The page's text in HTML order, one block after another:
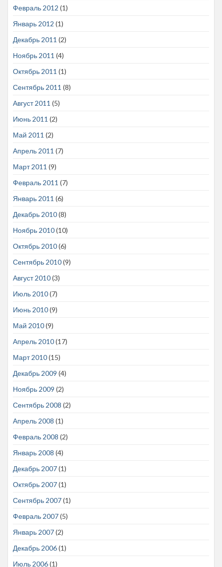
Февраль 2012 (1)
Январь 2012 (1)
Декабрь 2011 (2)
Ноябрь 2011 (4)
Октябрь 2011 (1)
Сентябрь 2011 (8)
Август 2011 (5)
Июнь 2011 (2)
Май 2011 (2)
Апрель 2011 (7)
Март 2011 (9)
Февраль 2011 (7)
Январь 2011 (6)
Декабрь 2010(8)
Ноябрь 2010(10)
Октябрь 2010(6)
Сентябрь 2010(9)
Август 2010(3)
Июль 2010(7)
Июнь 2010(9)
Май 2010(9)
Апрель 2010(17)
Март 2010(15)
Декабрь 2009 (4)
Ноябрь 2009 (2)
Сентябрь 2008 (2)
Апрель 2008 (1)
Февраль 2008 (2)
Январь 2008 (4)
Декабрь 2007(1)
Октябрь 2007(1)
Сентябрь 2007(1)
Февраль 2007(5)
Январь 2007(2)
Декабрь 2006(1)
Июль 2006(1)